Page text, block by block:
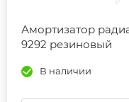
Амортизатор
9292 резиновый
В наличии